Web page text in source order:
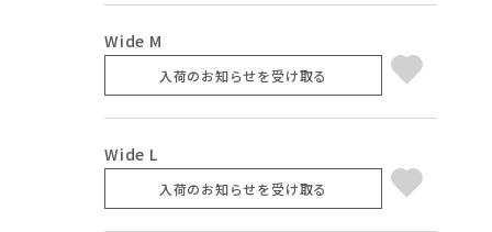
Wide M
入荷のお知らせを受け取る
Wide L
入荷のお知らせを受け取る